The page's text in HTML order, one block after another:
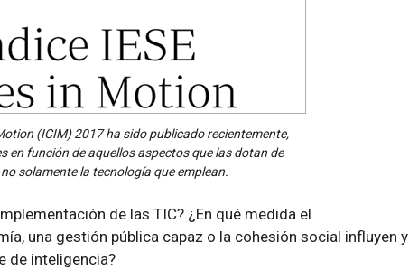
(ICIM) 2017 ha sido publicado recientemente,
en función de aquellos aspectos que las dotan de
solamente la tecnología que emplean.
de las TIC? ¿En qué medida el
una gestión pública capaz o la cohesión social influyen y
de inteligencia?